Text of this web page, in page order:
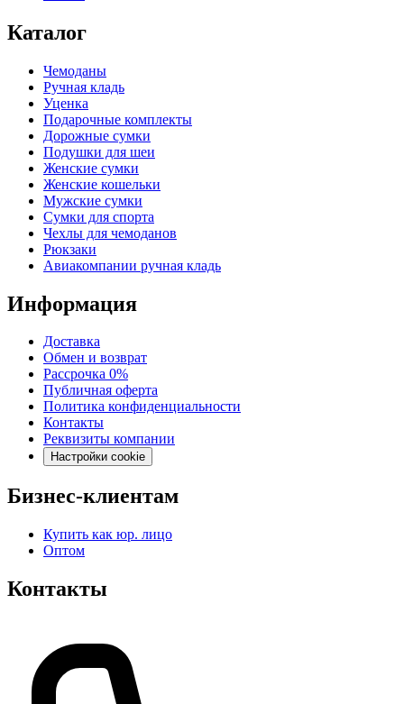
Каталог
Чемоданы
Ручная кладь
Уценка
Подарочные комплекты
Дорожные сумки
Подушки для шеи
Женские сумки
Женские кошельки
Мужские сумки
Сумки для спорта
Чехлы для чемоданов
Рюкзаки
Авиакомпании ручная кладь
Информация
Доставка
Обмен и возврат
Рассрочка 0%
Публичная оферта
Политика конфиденциальности
Контакты
Реквизиты компании
Настройки cookie
Бизнес-клиентам
Купить как юр. лицо
Оптом
Контакты